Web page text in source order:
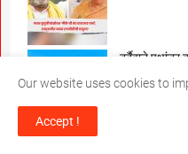
दुर्दैवाने
भरवणारी
Our website uses cookies to
Accept !